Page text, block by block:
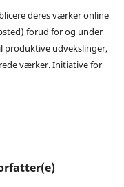
deres værker online
forud for og under
produktive udvekslinger,
værker. Initiative for